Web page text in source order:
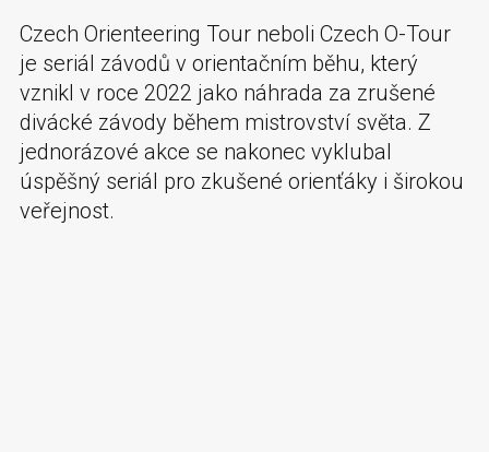
Czech Orienteering Tour neboli Czech O-Tour
je seriál závodů v orientačním běhu, který
vznikl v roce 2022 jako náhrada za zrušené
divácké závody během mistrovství světa. Z
jednorázové akce se nakonec vyklubal
úspěšný seriál pro zkušené orienťáky i širokou
veřejnost.